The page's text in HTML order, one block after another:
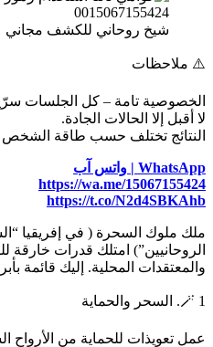
شيخ روحاني للكشف مجاني
⚠️ ملاحظات
الخصوصية تامة – كل الجلسات
لا أقبل إلا الحالات الجادة.
النتائج تختلف حسب طاقة الشخص
WhatsApp | واتس آب
https://wa.me/15067155424
https://t.co/N2d4SBKAhb
ملك ملوك السحرة ( في إفريقيا
الروحانيين”) امتلك قدرات خارقة
والمعتقدات المحلية. إليك قائمة
🪄 1. السحر والحماية
عمل تعويذات للحماية من الأرواح